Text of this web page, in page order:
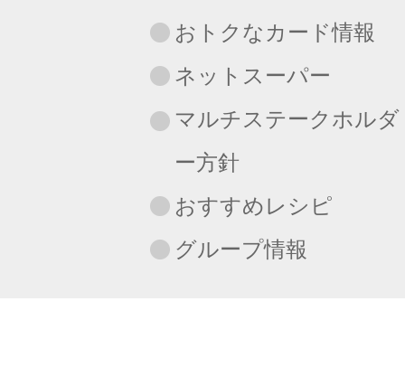
おトクなカード情報
ネットスーパー
マルチステークホルダ
ー方針
おすすめレシピ
グループ情報